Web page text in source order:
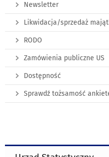
Newsletter
Likwidacja/sprzedaż
RODO
Zamówienia publiczne US
Dostępność
Sprawdź tożsamość